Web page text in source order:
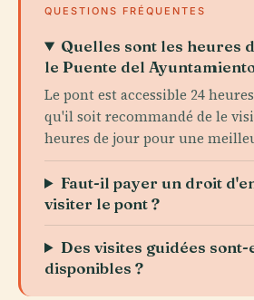
QUESTIONS FRÉQUENTES
Quelles sont les heures
le Puente del
Le pont est accessible 24
qu'il soit recommandé de le
heures de jour pour une
Faut-il payer un droit
visiter le pont ?
Des visites guidées sont-
disponibles ?